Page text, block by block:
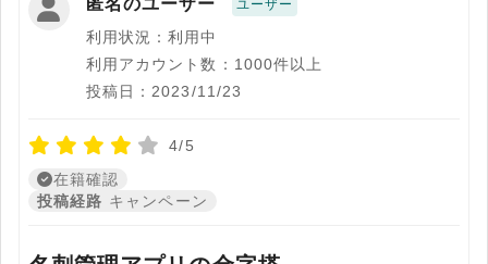
匿名のユーザー ユーザー
利用状況：利用中
利用アカウント数：1000件以上
投稿日：2023/11/23
4/5
在籍確認
投稿経路 キャンペーン